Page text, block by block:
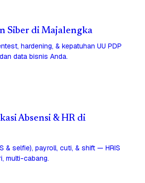
Siber di Majalengka
hardening, & kepatuhan UU PDP
data bisnis Anda.
Absensi & HR di
& selfie), payroll, cuti, & shift — HRIS
multi-cabang.